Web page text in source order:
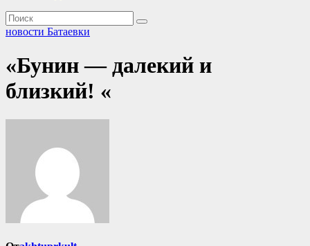
новости Батаевки
«Бунин — далекий и
близкий! «